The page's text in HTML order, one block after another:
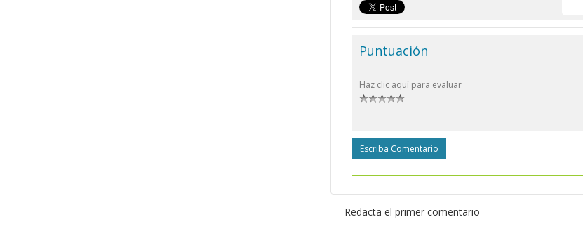
Puntuación
Haz clic aquí para evaluar
Escriba Comentario
Redacta el primer comentario